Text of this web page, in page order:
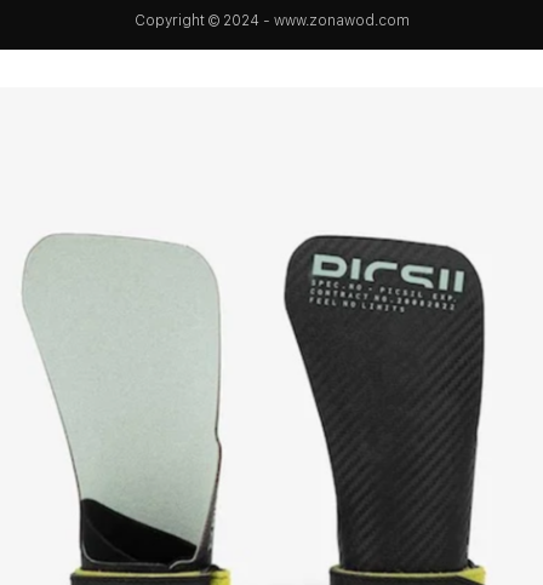
Copyright © 2024 - www.zonawod.com